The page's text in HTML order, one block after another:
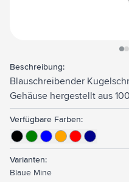
Beschreibung:
Blauschreibender
Gehäuse hergestellt aus
zertifiziert.
Verfügbare Farben:
Varianten:
Blaue Mine